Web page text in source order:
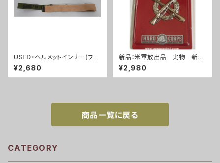
USED・ヘルメットインナー(フリ
ッツヘルメット)HEADBAND PA
SGT HELMET(A0078)
¥2,680
新品：米軍放出品 実物 新
品 ライフルエキスパート 勲
章(A285)
¥2,980
商品一覧に戻る
CATEGORY